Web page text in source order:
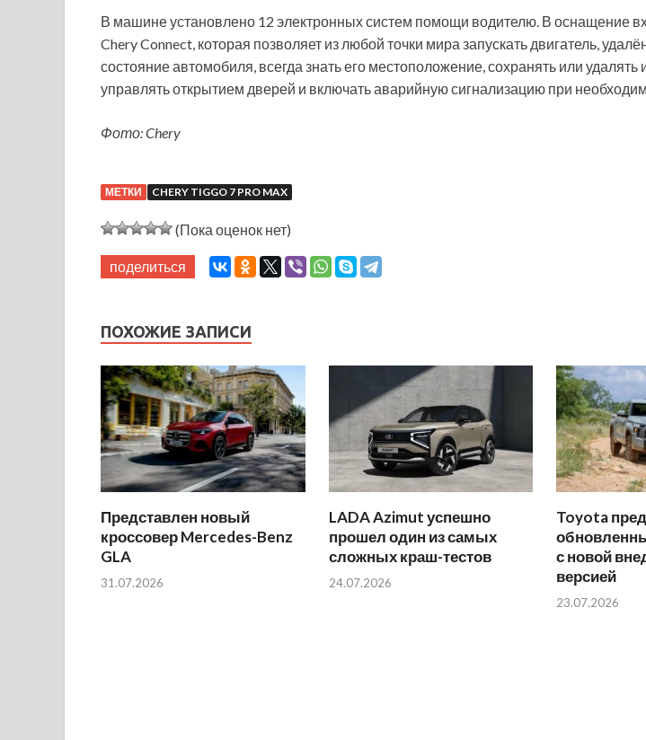
В машине установлено 12 электронных систем помощи водителю. В оснащение
Chery Connect, которая позволяет из любой точки мира запускать двигатель,
состояние автомобиля, всегда знать его местоположение, сохранять или удалять
управлять открытием дверей и включать аварийную сигнализацию при
Фото: Chery
МЕТКИ CHERY TIGGO 7 PRO MAX
(Пока оценок нет)
поделиться
ПОХОЖИЕ ЗАПИСИ
Представлен новый
кроссовер Mercedes-Benz
GLA
31.07.2026
LADA Azimut успешно
прошел один из самых
сложных краш-тестов
24.07.2026
Toyota
с новой
версией
23.07.2026